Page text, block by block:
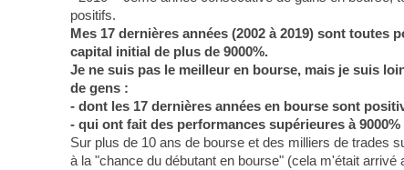
positifs.
Mes 17 dernières années (2002 à 2019) sont
capital initial de plus de 9000%.
Je ne suis pas le meilleur en bourse, mais je suis
de gens :
- dont les 17 dernières années en bourse sont
- qui ont fait des performances supérieures à
Sur plus de 10 ans de bourse et des milliers de trades
à la "chance du débutant en bourse" (cela m'était